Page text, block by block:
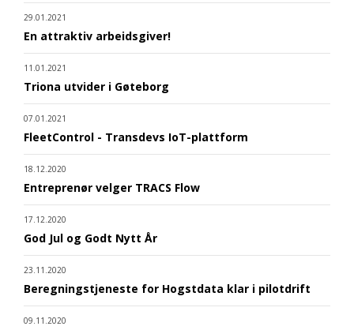
29.01.2021
En attraktiv arbeidsgiver!
11.01.2021
Triona utvider i Gøteborg
07.01.2021
FleetControl - Transdevs IoT-plattform
18.12.2020
Entreprenør velger TRACS Flow
17.12.2020
God Jul og Godt Nytt År
23.11.2020
Beregningstjeneste for Hogstdata klar i pilotdrift
09.11.2020